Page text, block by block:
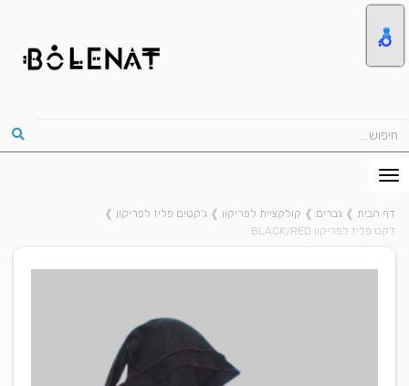
דף הבית ❱ גברים ❱ קולקציית לפריקון ❱ ג'קטים פליז לפריקון ❱
ז'קט פליז לפריקון BLACK/RED